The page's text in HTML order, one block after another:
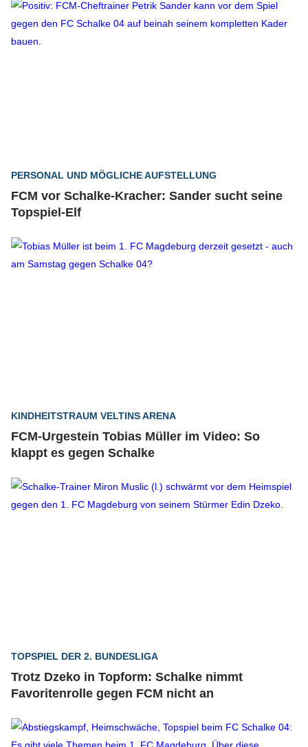
PERSONAL UND MÖGLICHE AUFSTELLUNG
FCM vor Schalke-Kracher: Sander sucht seine
Topspiel-Elf
KINDHEITSTRAUM VELTINS ARENA
FCM-Urgestein Tobias Müller im Video: So
klappt es gegen Schalke
TOPSPIEL DER 2. BUNDESLIGA
Trotz Dzeko in Topform: Schalke nimmt
Favoritenrolle gegen FCM nicht an